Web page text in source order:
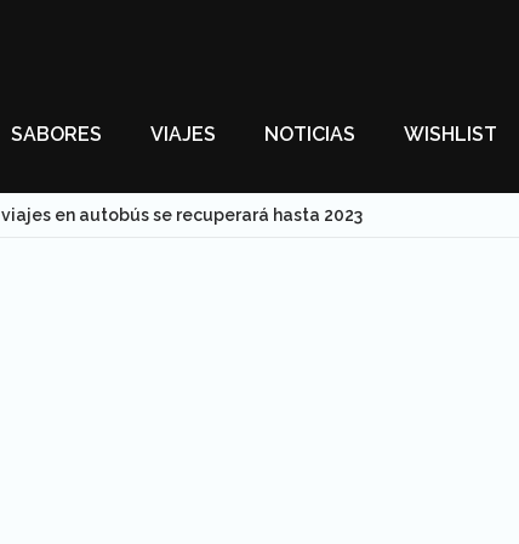
SABORES VIAJES NOTICIAS WISHLIST
en autobús se recuperará hasta 2023